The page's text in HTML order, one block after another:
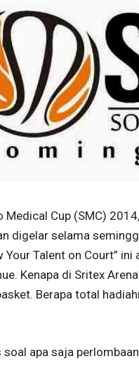
Medical Cup (SMC)
digelar selama
Your Talent on Court” ini
Kenapa di Sritex
Berapa total
soal apa saja